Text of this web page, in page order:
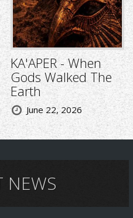
KA'APER - When
Gods Walked The
Earth
June 22, 2026
NEWS